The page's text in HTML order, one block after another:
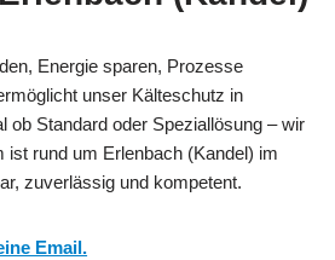
Energie sparen, Prozesse
unser Kälteschutz in
ob Standard oder Speziallösung – wir
ist rund um Erlenbach (Kandel) im
zuverlässig und kompetent.
Email.